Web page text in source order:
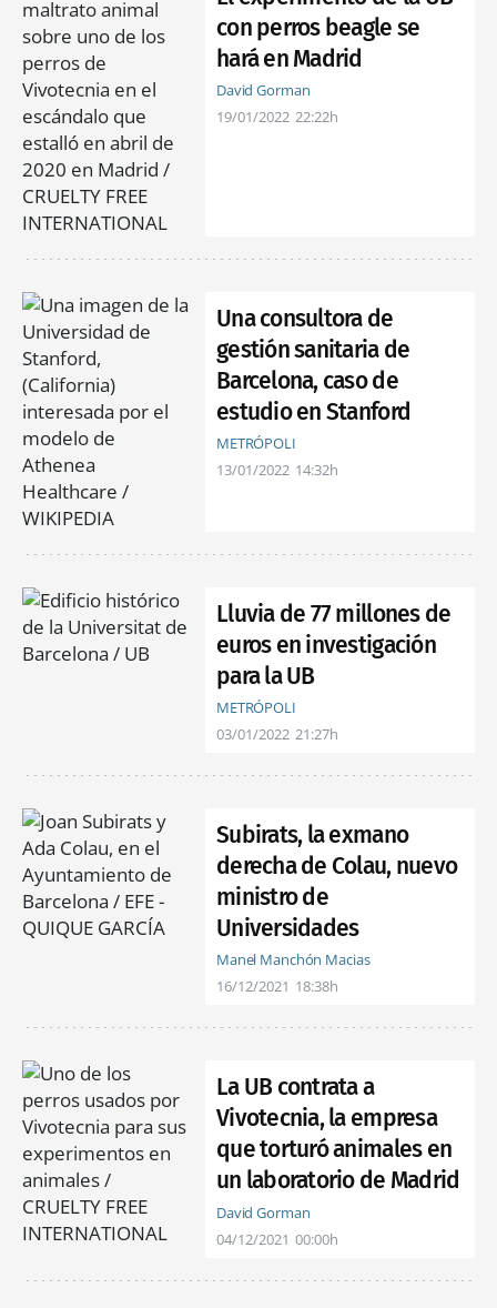
con perros beagle se
hará en Madrid
David Gorman
19/01/2022 22:22h
Una consultora de
gestión sanitaria de
Barcelona, caso de
estudio en Stanford
METRÓPOLI
13/01/2022 14:32h
Lluvia de 77 millones de
euros en investigación
para la UB
METRÓPOLI
03/01/2022 21:27h
Subirats, la exmano
derecha de Colau, nuevo
ministro de
Universidades
Manel Manchón Macias
16/12/2021 18:38h
La UB contrata a
Vivotecnia, la empresa
que torturó animales en
un laboratorio de Madrid
David Gorman
04/12/2021 00:00h